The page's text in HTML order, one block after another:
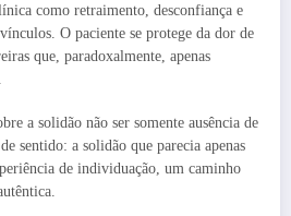
como retraimento, desconfiança e
O paciente se protege da dor de
que, paradoxalmente, apenas
a solidão não ser somente ausência de
sentido: a solidão que parecia apenas
de individuação, um caminho